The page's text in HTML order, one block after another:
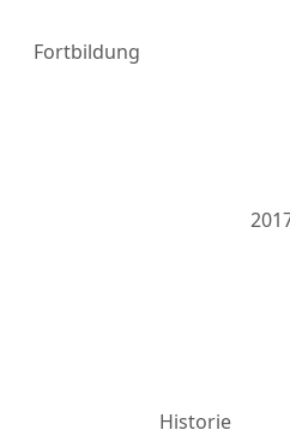
Fortbildung
Historie